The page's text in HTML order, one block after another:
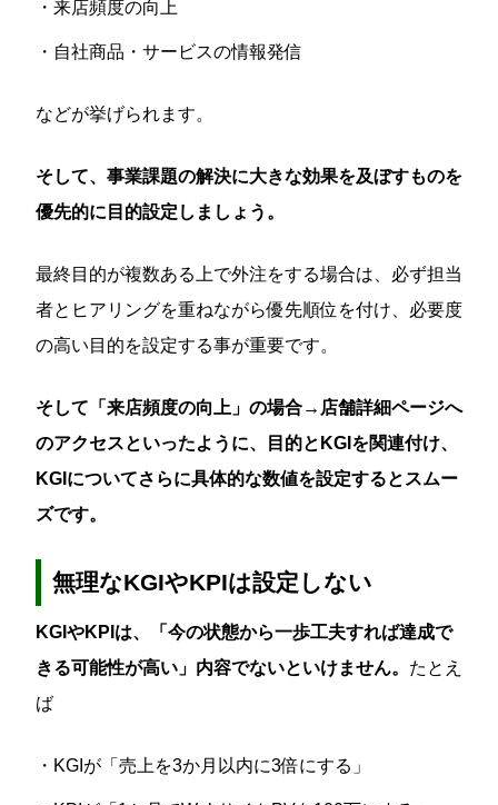
・来店頻度の向上
・自社商品・サービスの情報発信
などが挙げられます。
そして、事業課題の解決に大きな効果を及ぼすものを
優先的に目的設定しましょう。
最終目的が複数ある上で外注をする場合は、必ず担当
者とヒアリングを重ねながら優先順位を付け、必要度
の高い目的を設定する事が重要です。
そして「来店頻度の向上」の場合→店舗詳細ページへ
のアクセスといったように、目的とKGIを関連付け、
KGIについてさらに具体的な数値を設定するとスムー
ズです。
無理なKGIやKPIは設定しない
KGIやKPIは、「今の状態から一歩工夫すれば達成で
きる可能性が高い」内容でないといけません。 たとえ
ば
・KGIが「売上を3か月以内に3倍にする」